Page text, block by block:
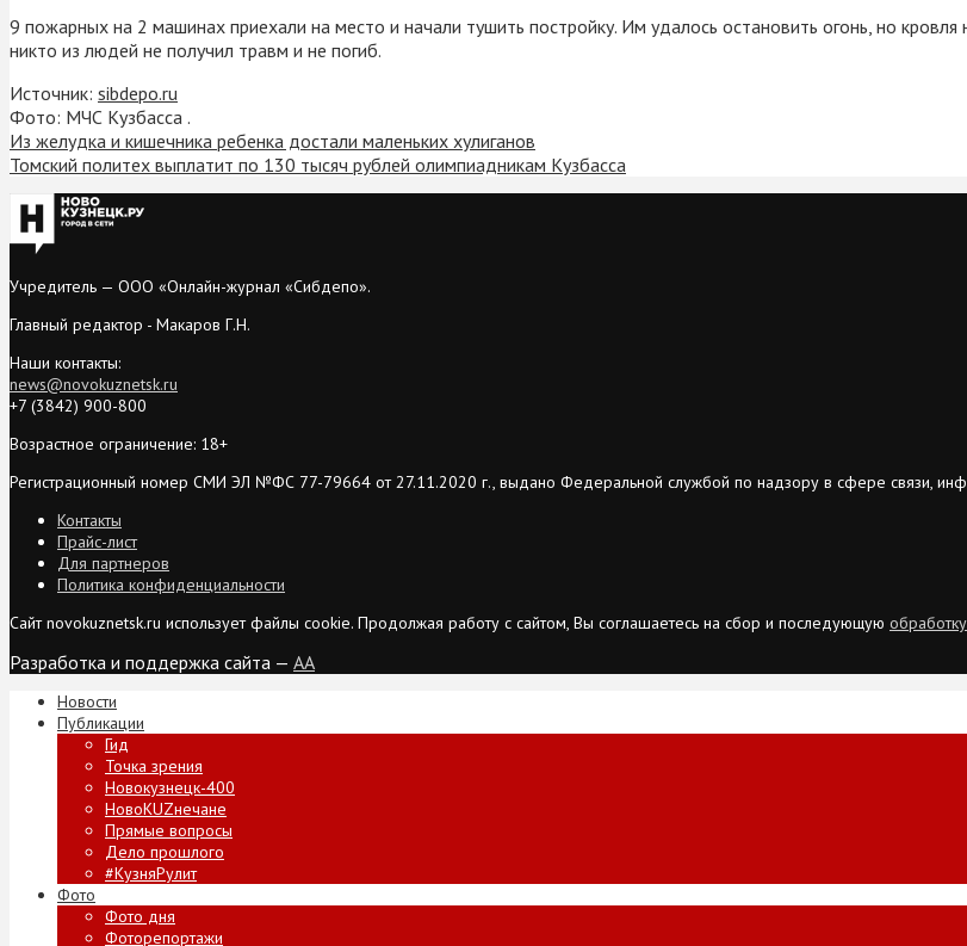
9 пожарных на 2 машинах приехали на место и начали тушить постройку. Им удалось остановить огонь, но
никто из людей не получил травм и не погиб.
Источник: sibdepo.ru
Фото: МЧС Кузбасса .
Из желудка и кишечника ребенка достали маленьких хулиганов
Томский политех выплатит по 130 тысяч рублей олимпиадникам Кузбасса
Учредитель — ООО «Онлайн-журнал «Сибдепо».
Главный редактор - Макаров Г.Н.
Наши контакты:
news@novokuznetsk.ru
+7 (3842) 900-800
Возрастное ограничение: 18+
Регистрационный номер СМИ ЭЛ №ФС 77-79664 от 27.11.2020 г., выдано Федеральной службой по надзору в сфере связи,
Контакты
Прайс-лист
Для партнеров
Политика конфиденциальности
Сайт novokuznetsk.ru использует файлы cookie. Продолжая работу с сайтом, Вы соглашаетесь на сбор и последующую
Разработка и поддержка сайта — AA
Новости
Публикации
Гид
Точка зрения
Новокузнецк-400
НовоKUZнечане
Прямые вопросы
Дело прошлого
#КузняРулит
Фото
Фото дня
Фоторепортажи